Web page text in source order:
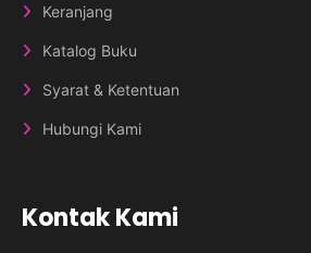
Keranjang
Katalog Buku
Syarat & Ketentuan
Hubungi Kami
Kontak Kami